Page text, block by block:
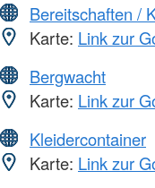
Bereitschaften /
Karte: Link zur
Bergwacht
Karte: Link zur
Kleidercontainer
Karte: Link zur